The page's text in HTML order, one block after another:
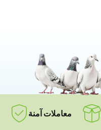
معاملات آمنة